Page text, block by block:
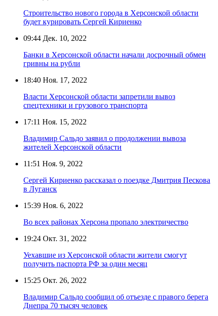
Строительство нового города в Херсонской области
будет курировать Сергей Кириенко
09:44 Дек. 10, 2022
Банки в Херсонской области начали досрочный обмен
гривны на рубли
18:40 Ноя. 17, 2022
Власти Херсонской области запретили вывоз
спецтехники и грузового транспорта
17:11 Ноя. 15, 2022
Владимир Сальдо заявил о продолжении вывоза
жителей Херсонской области
11:51 Ноя. 9, 2022
Сергей Кириенко рассказал о поездке Дмитрия Пескова
в Луганск
15:39 Ноя. 6, 2022
Во всех районах Херсона пропало электричество
19:24 Окт. 31, 2022
Уехавшие из Херсонской области жители смогут
получить паспорта РФ за один месяц
15:25 Окт. 26, 2022
Владимир Сальдо сообщил об отъезде с правого берега
Днепра 70 тысяч человек